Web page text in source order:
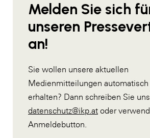
Melden Sie sich
unseren
an!
Sie wollen unsere aktuellen
Medienmitteilungen automatisch
erhalten? Dann schreiben Sie
datenschutz@ikp.at oder
Anmeldebutton.